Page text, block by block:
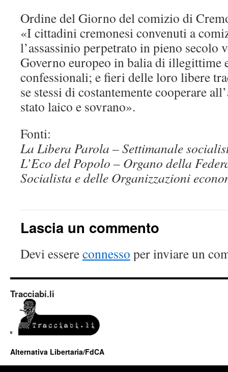
Ordine del Giorno del comizio di
«I cittadini cremonesi convenuti a
l’assassinio perpetrato in pieno secolo
Governo europeo in balia di illegittime
confessionali; e fieri delle loro libere
se stessi di costantemente cooperare
stato laico e sovrano».
Fonti:
La Libera Parola – Settimanale
L’Eco del Popolo – Organo della
Socialista e delle Organizzazioni
Lascia un commento
Devi essereconnesso per inviare un
Tracciabi.li
Alternativa Libertaria/FdCA